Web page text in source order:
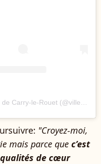
"Croyez-moi,
mais parce que c’est
de cœur